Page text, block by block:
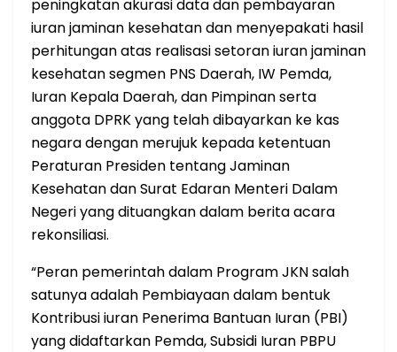
peningkatan akurasi data dan pembayaran
iuran jaminan kesehatan dan menyepakati hasil
perhitungan atas realisasi setoran iuran jaminan
kesehatan segmen PNS Daerah, IW Pemda,
Iuran Kepala Daerah, dan Pimpinan serta
anggota DPRK yang telah dibayarkan ke kas
negara dengan merujuk kepada ketentuan
Peraturan Presiden tentang Jaminan
Kesehatan dan Surat Edaran Menteri Dalam
Negeri yang dituangkan dalam berita acara
rekonsiliasi.
“Peran pemerintah dalam Program JKN salah
satunya adalah Pembiayaan dalam bentuk
Kontribusi iuran Penerima Bantuan Iuran (PBI)
yang didaftarkan Pemda, Subsidi Iuran PBPU